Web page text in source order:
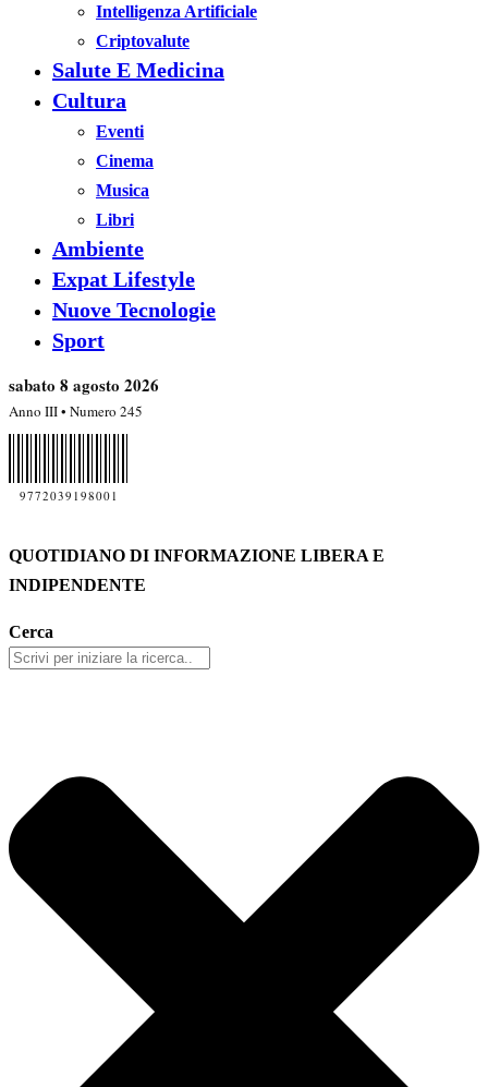
Intelligenza Artificiale
Criptovalute
Salute E Medicina
Cultura
Eventi
Cinema
Musica
Libri
Ambiente
Expat Lifestyle
Nuove Tecnologie
Sport
sabato 8 agosto 2026
Anno III • Numero 245
9772039198001
QUOTIDIANO DI INFORMAZIONE LIBERA E
INDIPENDENTE
Cerca